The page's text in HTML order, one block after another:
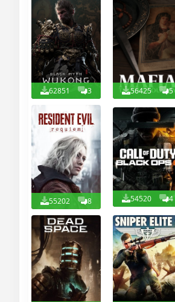
62851 3 56425 5
55202 8 54520 4